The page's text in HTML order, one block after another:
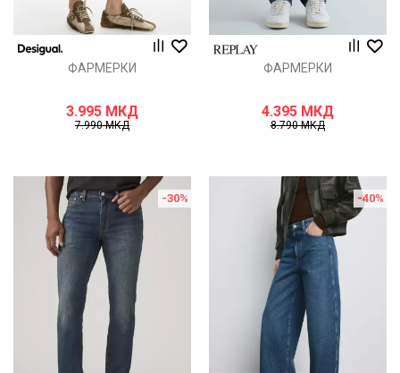
ФАРМЕРКИ
3.995 МКД
7.990МКД
ФАРМЕРКИ
4.395 МКД
8.790МКД
-30% -40%